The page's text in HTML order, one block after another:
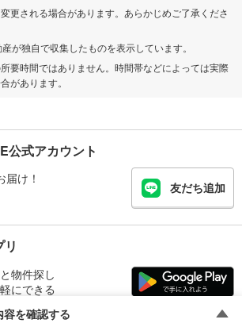
更される場合があります。あらかじめご了承くださ
が独自で収集したものを表示しています。
要時間ではありません。時間帯などによっては実際
があります。
を確認する
公式アカウント
け！
友だち追加
物件探し
にできる